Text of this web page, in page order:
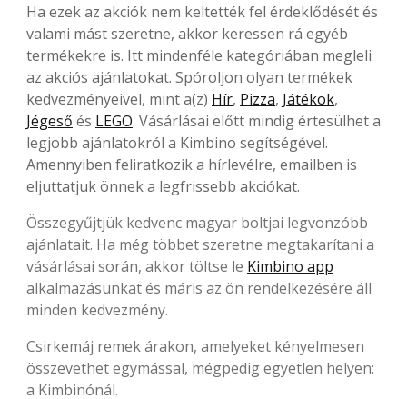
Ha ezek az akciók nem keltették fel érdeklődését és
valami mást szeretne, akkor keressen rá egyéb
termékekre is. Itt mindenféle kategóriában megleli
az akciós ajánlatokat. Spóroljon olyan termékek
kedvezményeivel, mint a(z) Hír, Pizza, Játékok,
Jégeső és LEGO. Vásárlásai előtt mindig értesülhet a
legjobb ajánlatokról a Kimbino segítségével.
Amennyiben feliratkozik a hírlevélre, emailben is
eljuttatjuk önnek a legfrissebb akciókat.
Összegyűjtjük kedvenc magyar boltjai legvonzóbb
ajánlatait. Ha még többet szeretne megtakarítani a
vásárlásai során, akkor töltse le Kimbino app
alkalmazásunkat és máris az ön rendelkezésére áll
minden kedvezmény.
Csirkemáj remek árakon, amelyeket kényelmesen
összevethet egymással, mégpedig egyetlen helyen:
a Kimbinónál.